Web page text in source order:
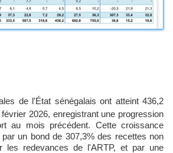
de l'État sénégalais ont atteint 436,2
2026, enregistrant une progression
au mois précédent. Cette croissance
un bond de 307,3% des recettes non
les redevances de l'ARTP, et par une